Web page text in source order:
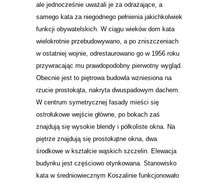
ale jednocześnie uważali je za odrażające, a
samego kata za niegodnego pełnienia jakichkolwiek
funkcji obywatelskich. W ciągu wieków dom kata
wielokrotnie przebudowywano, a po zniszczeniach
w ostatniej wojnie, odrestaurowano go w 1956 roku
przywracając mu prawdopodobny pierwotny wygląd.
Obecnie jest to piętrowa budowla wzniesiona na
rzucie prostokąta, nakryta dwuspadowym dachem.
W centrum symetrycznej fasady mieści się
ostrołukowe wejście główne, po bokach zaś
znajdują się wysokie blendy i półkoliste okna. Na
piętrze znajdują się prostokątne okna, dwa
środkowe w kształcie wąskich szczelin. Elewacja
budynku jest częściowo otynkowana. Stanowisko
kata w średniowiecznym Koszalinie funkcjonowało